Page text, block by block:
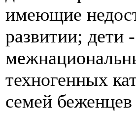
имеющие
развитии;
техногенных
семей